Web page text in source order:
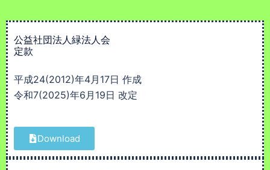
公益社団法人緑法人会
定款
平成24(2012)年4月17日 作成
令和7(2025)年6月19日 改定
Download